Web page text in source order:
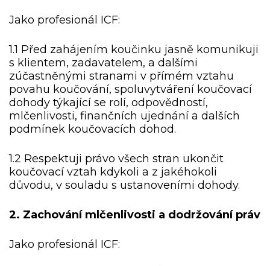
Jako profesionál ICF:
1.1 Před zahájením koučinku jasně komunikuji
s klientem, zadavatelem, a dalšími
zúčastněnými stranami v přímém vztahu
povahu koučování, spoluvytváření koučovací
dohody týkající se rolí, odpovědností,
mlčenlivosti, finančních ujednání a dalších
podmínek koučovacích dohod.
1.2 Respektuji právo všech stran ukončit
koučovací vztah kdykoli a z jakéhokoli
důvodu, v souladu s ustanoveními dohody.
2. Zachování mlčenlivosti a dodržování práv
Jako profesionál ICF: